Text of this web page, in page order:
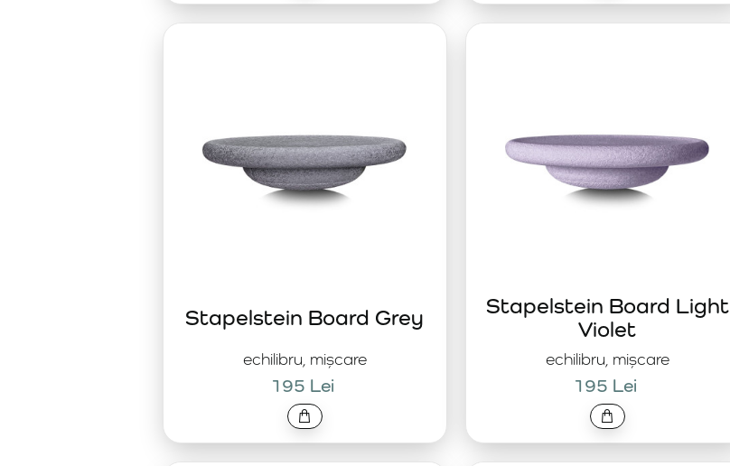
echilibru, mișcare
Stapelstein Board Grey
195 Lei
echilibru, mișcare
Stapelstein Board Light
Violet
195 Lei